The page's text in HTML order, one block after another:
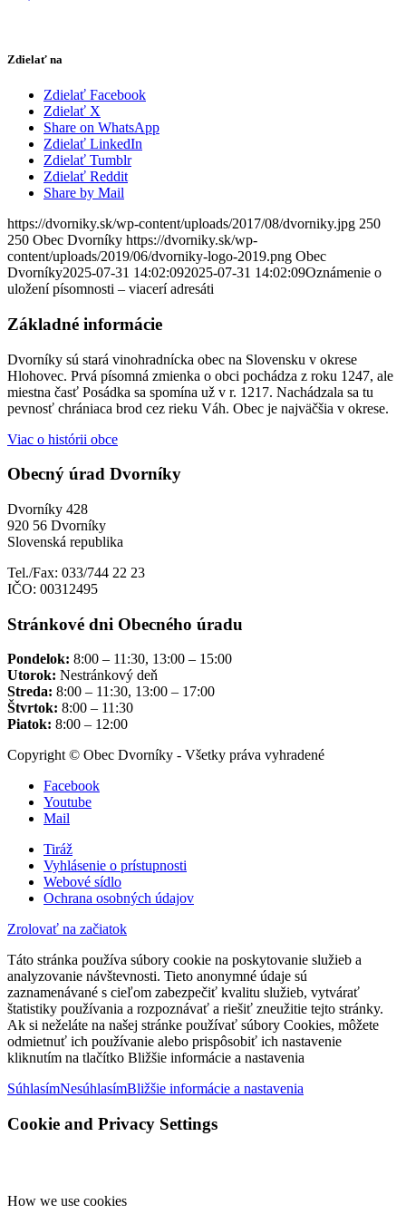
Zdielať na
Zdielať Facebook
Zdielať X
Share on WhatsApp
Zdielať LinkedIn
Zdielať Tumblr
Zdielať Reddit
Share by Mail
https://dvorniky.sk/wp-content/uploads/2017/08/dvorniky.jpg 250
250 Obec Dvorníky https://dvorniky.sk/wp-
content/uploads/2019/06/dvorniky-logo-2019.png Obec
Dvorníky2025-07-31 14:02:092025-07-31 14:02:09Oznámenie o
uložení písomnosti – viacerí adresáti
Základné informácie
Dvorníky sú stará vinohradnícka obec na Slovensku v okrese
Hlohovec. Prvá písomná zmienka o obci pochádza z roku 1247, ale
miestna časť Posádka sa spomína už v r. 1217. Nachádzala sa tu
pevnosť chrániaca brod cez rieku Váh. Obec je najväčšia v okrese.
Viac o histórii obce
Obecný úrad Dvorníky
Dvorníky 428
920 56 Dvorníky
Slovenská republika
Tel./Fax: 033/744 22 23
IČO: 00312495
Stránkové dni Obecného úradu
Pondelok: 8:00 – 11:30, 13:00 – 15:00
Utorok: Nestránkový deň
Streda: 8:00 – 11:30, 13:00 – 17:00
Štvrtok: 8:00 – 11:30
Piatok: 8:00 – 12:00
Copyright © Obec Dvorníky - Všetky práva vyhradené
Facebook
Youtube
Mail
Tiráž
Vyhlásenie o prístupnosti
Webové sídlo
Ochrana osobných údajov
Zrolovať na začiatok
Táto stránka používa súbory cookie na poskytovanie služieb a
analyzovanie návštevnosti. Tieto anonymné údaje sú
zaznamenávané s cieľom zabezpečiť kvalitu služieb, vytvárať
štatistiky používania a rozpoznávať a riešiť zneužitie tejto stránky.
Ak si neželáte na našej stránke používať súbory Cookies, môžete
odmietnuť ich používanie alebo prispôsobiť ich nastavenie
kliknutím na tlačítko Bližšie informácie a nastavenia
SúhlasímNesúhlasímBližšie informácie a nastavenia
Cookie and Privacy Settings
How we use cookies